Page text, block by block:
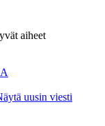
aiheet
uusin viesti